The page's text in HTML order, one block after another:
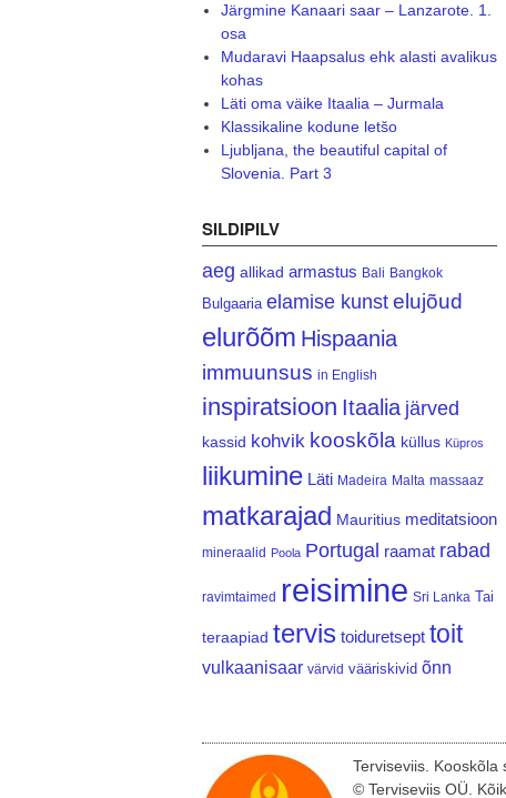
Järgmine Kanaari saar – Lanzarote. 1.
osa
Mudaravi Haapsalus ehk alasti avalikus
kohas
Läti oma väike Itaalia – Jurmala
Klassikaline kodune letšo
Ljubljana, the beautiful capital of
Slovenia. Part 3
SILDIPILV
aeg allikad armastus Bali Bangkok
Bulgaaria elamise kunst elujõud
elurõõm Hispaania
immuunsus in English
inspiratsioon Itaalia järved
kassid kohvik kooskõla küllus Küpros
liikumine Läti Madeira Malta massaaz
matkarajad Mauritius meditatsioon
mineraalid Poola Portugal raamat rabad
ravimtaimed reisimine Sri Lanka Tai
teraapiad tervis toiduretsept toit
vulkaanisaar värvid vääriskivid õnn
Terviseviis. Kooskõla
© Terviseviis OÜ.